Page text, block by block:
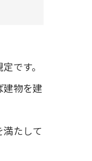
です。
建物を建
たして